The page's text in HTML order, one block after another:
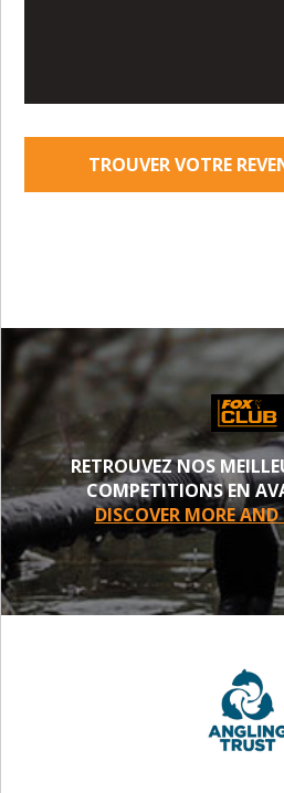
TROUVER VOTRE
RETROUVEZ NOS
COMPETITIONS EN
DISCOVER MORE AND